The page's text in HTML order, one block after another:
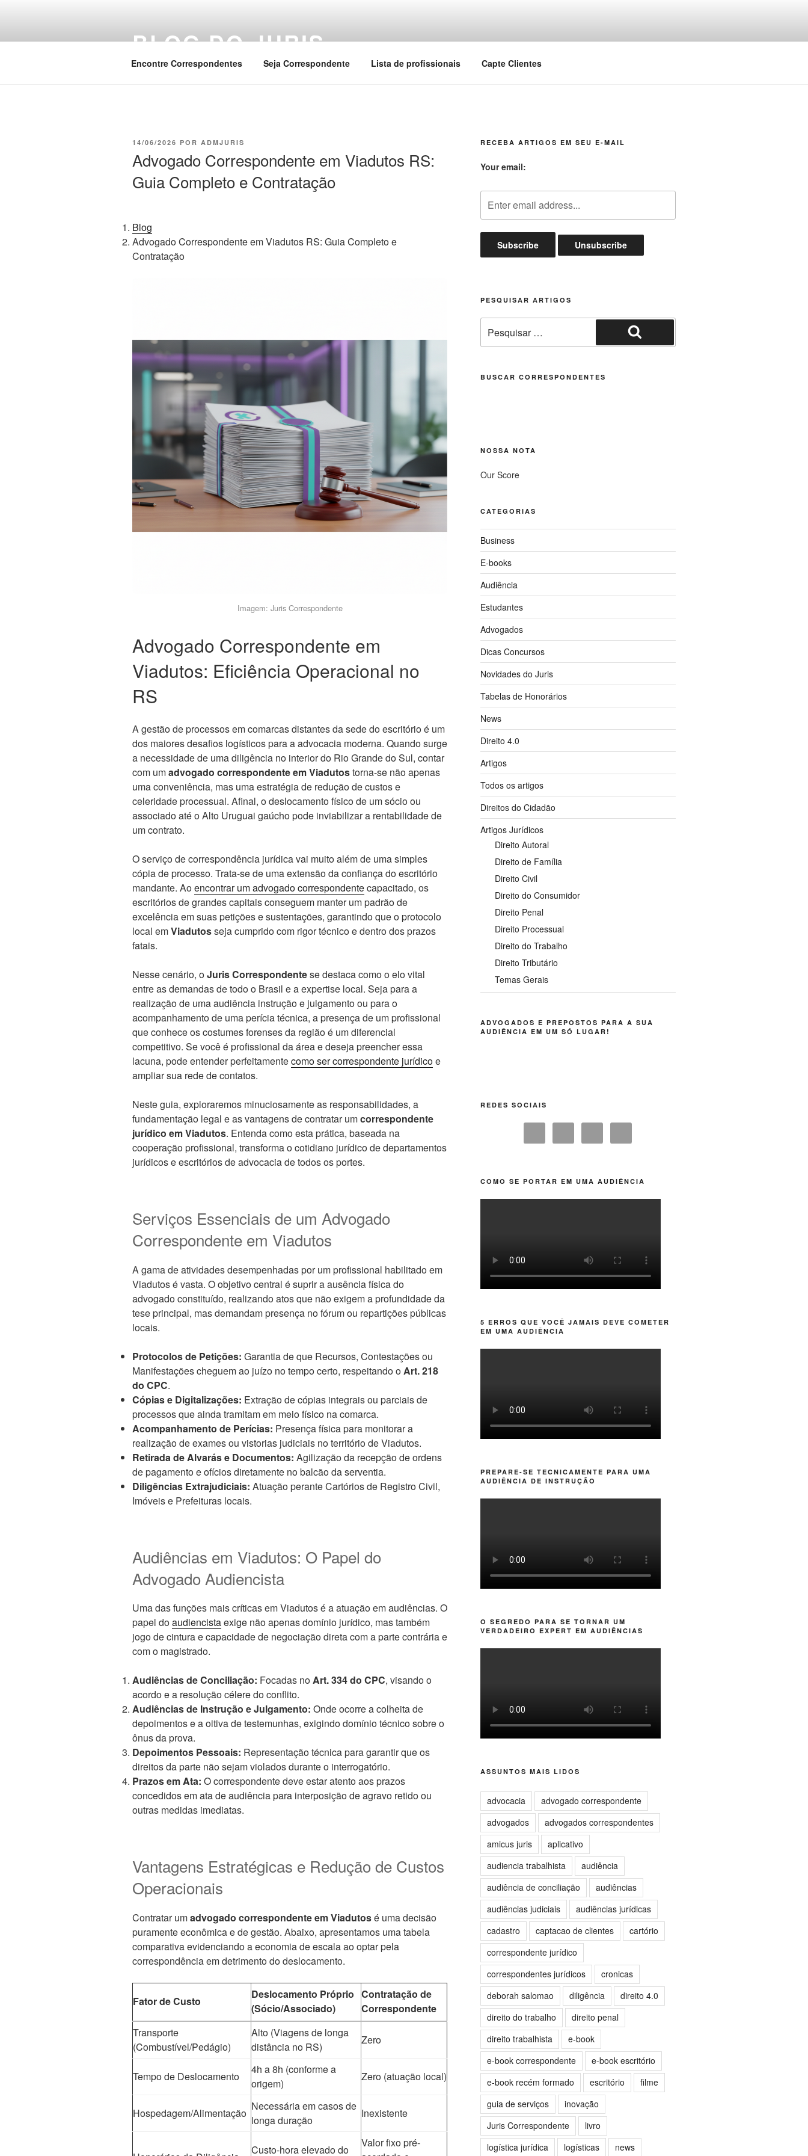
BLOG DO JURIS
Encontre Correspondentes Seja Correspondente Lista de profissionais Capte Clientes
PUBLICADO
14/06/2026 POR ADMJURIS
Advogado Correspondente em Viadutos RS:
Guia Completo e Contratação
Blog
Advogado Correspondente em Viadutos RS: Guia Completo e
Contratação
Imagem: Juris Correspondente
Advogado Correspondente em
Viadutos: Eficiência Operacional no
RS
A gestão de processos em comarcas distantes da sede do escritório é um
dos maiores desafios logísticos para a advocacia moderna. Quando surge
a necessidade de uma diligência no interior do Rio Grande do Sul, contar
com umadvogado correspondente em Viadutostorna-se não apenas
uma conveniência, mas uma estratégia de redução de custos e
celeridade processual. Afinal, o deslocamento físico de um sócio ou
associado até o Alto Uruguai gaúcho pode inviabilizar a rentabilidade de
um contrato.
O serviço de correspondência jurídica vai muito além de uma simples
cópia de processo. Trata-se de uma extensão da confiança do escritório
mandante. Aoencontrar um advogado correspondentecapacitado, os
escritórios de grandes capitais conseguem manter um padrão de
excelência em suas petições e sustentações, garantindo que o protocolo
local emViadutosseja cumprido com rigor técnico e dentro dos prazos
fatais.
Nesse cenário, oJuris Correspondentese destaca como o elo vital
entre as demandas de todo o Brasil e a expertise local. Seja para a
realização de uma audiência instrução e julgamento ou para o
acompanhamento de uma perícia técnica, a presença de um profissional
que conhece os costumes forenses da região é um diferencial
competitivo. Se você é profissional da área e deseja preencher essa
lacuna, pode entender perfeitamentecomo ser correspondente jurídicoe
ampliar sua rede de contatos.
Neste guia, exploraremos minuciosamente as responsabilidades, a
fundamentação legal e as vantagens de contratar umcorrespondente
jurídico em Viadutos. Entenda como esta prática, baseada na
cooperação profissional, transforma o cotidiano jurídico de departamentos
jurídicos e escritórios de advocacia de todos os portes.
Serviços Essenciais de um Advogado
Correspondente em Viadutos
A gama de atividades desempenhadas por um profissional habilitado em
Viadutos é vasta. O objetivo central é suprir a ausência física do
advogado constituído, realizando atos que não exigem a profundidade da
tese principal, mas demandam presença no fórum ou repartições públicas
locais.
Protocolos de Petições: Garantia de que Recursos, Contestações ou
Manifestações cheguem ao juízo no tempo certo, respeitando o Art. 218
do CPC.
Cópias e Digitalizações: Extração de cópias integrais ou parciais de
processos que ainda tramitam em meio físico na comarca.
Acompanhamento de Perícias: Presença física para monitorar a
realização de exames ou vistorias judiciais no território de Viadutos.
Retirada de Alvarás e Documentos: Agilização da recepção de ordens
de pagamento e ofícios diretamente no balcão da serventia.
Diligências Extrajudiciais: Atuação perante Cartórios de Registro Civil,
Imóveis e Prefeituras locais.
Audiências em Viadutos: O Papel do
Advogado Audiencista
Uma das funções mais críticas em Viadutos é a atuação em audiências. O
papel doaudiencistaexige não apenas domínio jurídico, mas também
jogo de cintura e capacidade de negociação direta com a parte contrária e
com o magistrado.
Audiências de Conciliação: Focadas noArt. 334 do CPC, visando o
acordo e a resolução célere do conflito.
Audiências de Instrução e Julgamento: Onde ocorre a colheita de
depoimentos e a oitiva de testemunhas, exigindo domínio técnico sobre o
ônus da prova.
Depoimentos Pessoais: Representação técnica para garantir que os
direitos da parte não sejam violados durante o interrogatório.
Prazos em Ata: O correspondente deve estar atento aos prazos
concedidos em ata de audiência para interposição de agravo retido ou
outras medidas imediatas.
Vantagens Estratégicas e Redução de Custos
Operacionais
Contratar umadvogado correspondente em Viadutosé uma decisão
puramente econômica e de gestão. Abaixo, apresentamos uma tabela
comparativa evidenciando a economia de escala ao optar pela
correspondência em detrimento do deslocamento.
Fator de Custo
Deslocamento Próprio
(Sócio/Associado)
Contratação de
Correspondente
Transporte
(Combustível/Pedágio)
Alto (Viagens de longa
distância no RS)
Zero
Tempo de Deslocamento
4h a 8h (conforme a
origem)
Zero (atuação local)
Hospedagem/Alimentação
Necessária em casos de
longa duração
Inexistente
Custo-hora elevado do
Valor fixo pré-
RECEBA ARTIGOS EM SEU E-MAIL
Your email:
PESQUISAR ARTIGOS
por:
Pesquisar
BUSCAR CORRESPONDENTES
NOSSA NOTA
Our Score
CATEGORIAS
Business
E-books
Audiência
Estudantes
Advogados
Dicas Concursos
Novidades do Juris
Tabelas de Honorários
News
Direito 4.0
Artigos
Todos os artigos
Direitos do Cidadão
Artigos Jurídicos
Direito Autoral
Direito de Família
Direito Civil
Direito do Consumidor
Direito Penal
Direito Processual
Direito do Trabalho
Direito Tributário
Temas Gerais
ADVOGADOS E PREPOSTOS PARA A SUA
AUDIÊNCIA EM UM SÓ LUGAR!
REDES SOCIAIS
COMO SE PORTAR EM UMA AUDIÊNCIA
5 ERROS QUE VOCÊ JAMAIS DEVE COMETER
EM UMA AUDIÊNCIA
PREPARE-SE TECNICAMENTE PARA UMA
AUDIÊNCIA DE INSTRUÇÃO
O SEGREDO PARA SE TORNAR UM
VERDADEIRO EXPERT EM AUDIÊNCIAS
ASSUNTOS MAIS LIDOS
advocacia
advogado correspondente
advogados
advogados correspondentes
amicus juris
aplicativo
audiencia trabalhista
audiência
audiência de conciliação
audiências
audiências judiciais
audiências jurídicas
cadastro
captacao de clientes
cartório
correspondente jurídico
correspondentes jurídicos
cronicas
deborah salomao
diligência
direito 4.0
direito do trabalho
direito penal
direito trabalhista
e-book
e-book correspondente
e-book escritório
e-book recém formado
escritório
filme
guia de serviços
inovação
Juris Correspondente
livro
logística jurídica
logísticas news